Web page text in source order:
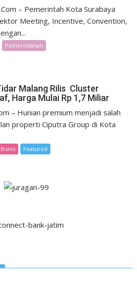
– Pemerintah Kota Surabaya
Meeting, Incentive, Convention,
Pemerintahan
Malang Rilis Cluster
Harga Mulai Rp 1,7 Miliar
– Hunian premium menjadi salah
properti Ciputra Group di Kota
Featured